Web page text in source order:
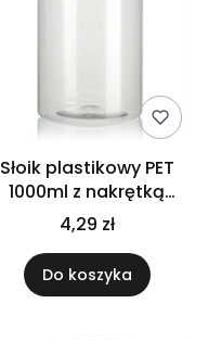
Słoik plastikowy PET
1000ml z nakrętką
czarną 1l
4,29 zł
Do koszyka